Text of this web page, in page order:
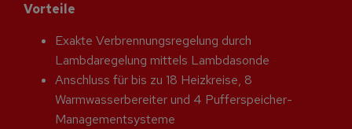
Vorteile
Exakte Verbrennungsregelung durch
Lambdaregelung mittels Lambdasonde
Anschluss für bis zu 18 Heizkreise, 8
Warmwasserbereiter und 4 Pufferspeicher-
Managementsysteme